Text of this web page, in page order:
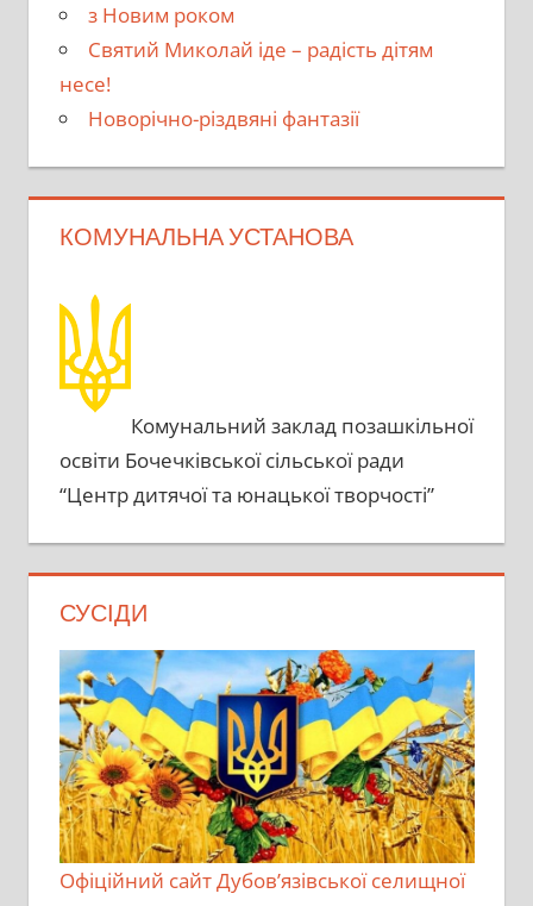
з Новим роком
Святий Миколай іде – радість дітям
несе!
Новорічно-різдвяні фантазії
КОМУНАЛЬНА УСТАНОВА
Комунальний заклад позашкільної
освіти Бочечківської сільської ради
“Центр дитячої та юнацької творчості”
СУСІДИ
Офіційний сайт Дубов’язівської селищної